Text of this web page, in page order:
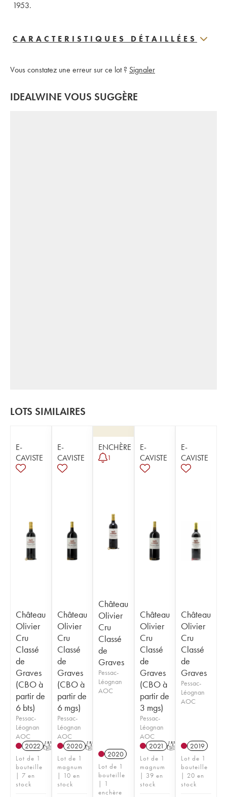
1953.
CARACTERISTIQUES DÉTAILLÉES
Vous constatez une erreur sur ce lot ? Signaler
IDEALWINE VOUS SUGGÈRE
LOTS SIMILAIRES
E-
CAVISTE
Château
Olivier
Cru
Classé
de
Graves
(CBO à
partir de
6 bts)
Pessac-
Léognan
AOC
2022 T
Lot de 1
bouteille
| 7 en
stock
E-
CAVISTE
Château
Olivier
Cru
Classé
de
Graves
(CBO à
partir de
6 mgs)
Pessac-
Léognan
AOC
2020 T
Lot de 1
magnum
| 10 en
stock
ENCHÈRE
1
Château
Olivier
Cru
Classé
de
Graves
Pessac-
Léognan
AOC
2020
Lot de 1
bouteille
| 1
enchère
E-
CAVISTE
Château
Olivier
Cru
Classé
de
Graves
(CBO à
partir de
3 mgs)
Pessac-
Léognan
AOC
2021 T
Lot de 1
magnum
| 39 en
stock
E-
CAVISTE
Château
Olivier
Cru
Classé
de
Graves
Pessac-
Léognan
AOC
2019
Lot de 1
bouteille
| 20 en
stock